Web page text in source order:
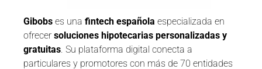
Gibobs es una fintech española especializada en
ofrecer soluciones hipotecarias personalizadas y
gratuitas. Su plataforma digital conecta a
particulares y promotores con más de 70 entidades